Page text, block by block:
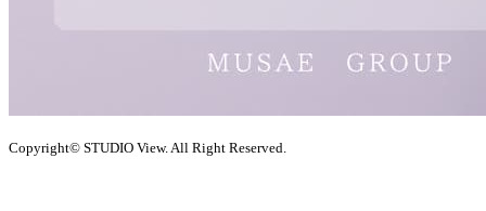
Copyright© STUDIO View. All Right Reserved.